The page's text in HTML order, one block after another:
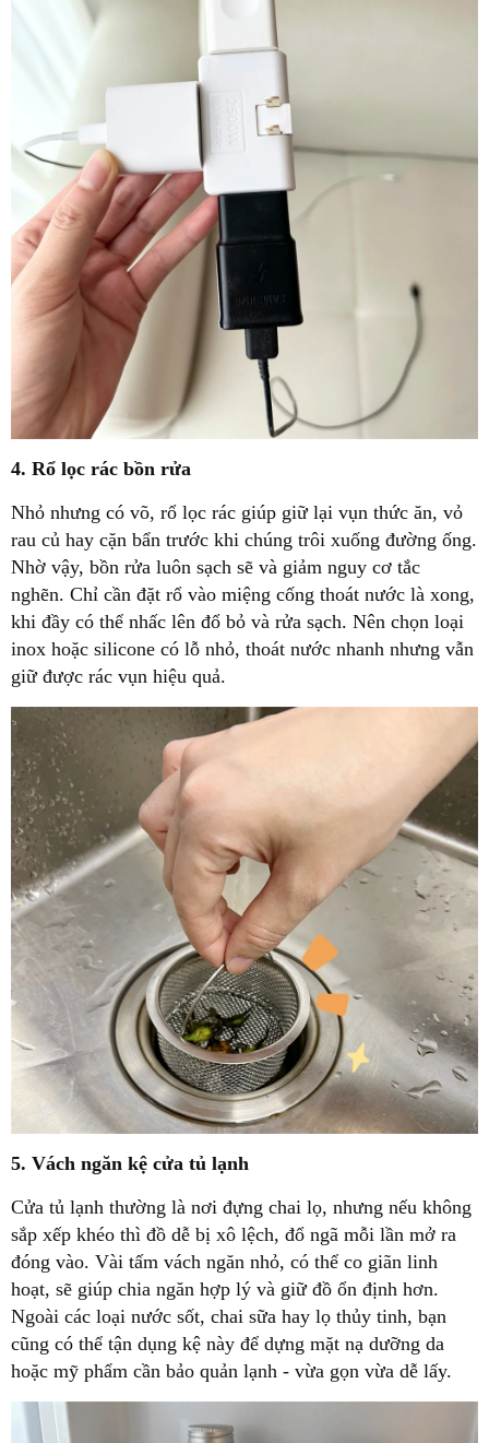
4. Rổ lọc rác bồn rửa
Nhỏ nhưng có võ, rổ lọc rác giúp giữ lại vụn thức ăn, vỏ
rau củ hay cặn bẩn trước khi chúng trôi xuống đường ống.
Nhờ vậy, bồn rửa luôn sạch sẽ và giảm nguy cơ tắc
nghẽn. Chỉ cần đặt rổ vào miệng cống thoát nước là xong,
khi đầy có thể nhấc lên đổ bỏ và rửa sạch. Nên chọn loại
inox hoặc silicone có lỗ nhỏ, thoát nước nhanh nhưng vẫn
giữ được rác vụn hiệu quả.
5. Vách ngăn kệ cửa tủ lạnh
Cửa tủ lạnh thường là nơi đựng chai lọ, nhưng nếu không
sắp xếp khéo thì đồ dễ bị xô lệch, đổ ngã mỗi lần mở ra
đóng vào. Vài tấm vách ngăn nhỏ, có thể co giãn linh
hoạt, sẽ giúp chia ngăn hợp lý và giữ đồ ổn định hơn.
Ngoài các loại nước sốt, chai sữa hay lọ thủy tinh, bạn
cũng có thể tận dụng kệ này để dựng mặt nạ dưỡng da
hoặc mỹ phẩm cần bảo quản lạnh - vừa gọn vừa dễ lấy.